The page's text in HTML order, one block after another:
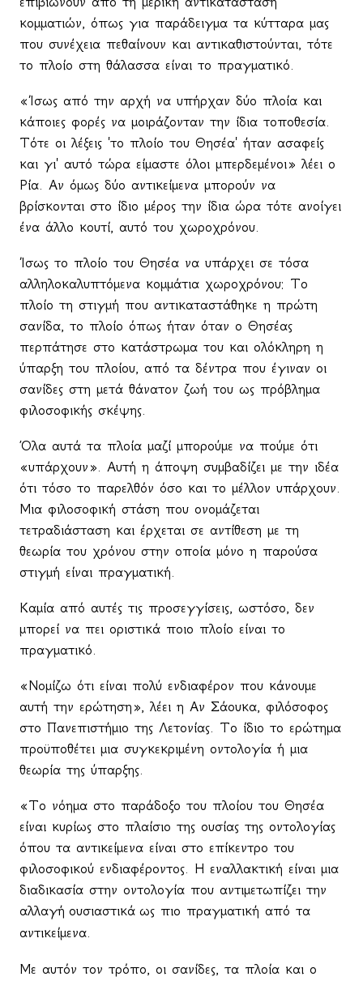
κομματιών, όπως για παράδειγμα τα κύτταρα μας
που συνέχεια πεθαίνουν και αντικαθιστούνται, τότε
το πλοίο στη θάλασσα είναι το πραγματικό.
«Ίσως από την αρχή να υπήρχαν δύο πλοία και
κάποιες φορές να μοιράζονταν την ίδια τοποθεσία.
Τότε οι λέξεις 'το πλοίο του Θησέα' ήταν ασαφείς
και γι' αυτό τώρα είμαστε όλοι μπερδεμένοι» λέει ο
Ρία. Αν όμως δύο αντικείμενα μπορούν να
βρίσκονται στο ίδιο μέρος την ίδια ώρα τότε ανοίγει
ένα άλλο κουτί, αυτό του χωροχρόνου.
Ίσως το πλοίο του Θησέα να υπάρχει σε τόσα
αλληλοκαλυπτόμενα κομμάτια χωροχρόνου: Το
πλοίο τη στιγμή που αντικαταστάθηκε η πρώτη
σανίδα, το πλοίο όπως ήταν όταν ο Θησέας
περπάτησε στο κατάστρωμα του και ολόκληρη η
ύπαρξη του πλοίου, από τα δέντρα που έγιναν οι
σανίδες στη μετά θάνατον ζωή του ως πρόβλημα
φιλοσοφικής σκέψης.
Όλα αυτά τα πλοία μαζί μπορούμε να πούμε ότι
«υπάρχουν». Αυτή η άποψη συμβαδίζει με την ιδέα
ότι τόσο το παρελθόν όσο και το μέλλον υπάρχουν.
Μια φιλοσοφική στάση που ονομάζεται
τετραδιάσταση και έρχεται σε αντίθεση με τη
θεωρία του χρόνου στην οποία μόνο η παρούσα
στιγμή είναι πραγματική.
Καμία από αυτές τις προσεγγίσεις, ωστόσο, δεν
μπορεί να πει οριστικά ποιο πλοίο είναι το
πραγματικό.
«Νομίζω ότι είναι πολύ ενδιαφέρον που κάνουμε
αυτή την ερώτηση», λέει η Αν Σάουκα, φιλόσοφος
στο Πανεπιστήμιο της Λετονίας. Το ίδιο το ερώτημα
προϋποθέτει μια συγκεκριμένη οντολογία ή μια
θεωρία της ύπαρξης.
«Το νόημα στο παράδοξο του πλοίου του Θησέα
είναι κυρίως στο πλαίσιο της ουσίας της οντολογίας
όπου τα αντικείμενα είναι στο επίκεντρο του
φιλοσοφικού ενδιαφέροντος. Η εναλλακτική είναι μια
διαδικασία στην οντολογία που αντιμετωπίζει την
αλλαγή ουσιαστικά ως πιο πραγματική από τα
αντικείμενα.
Με αυτόν τον τρόπο, οι σανίδες, τα πλοία και ο